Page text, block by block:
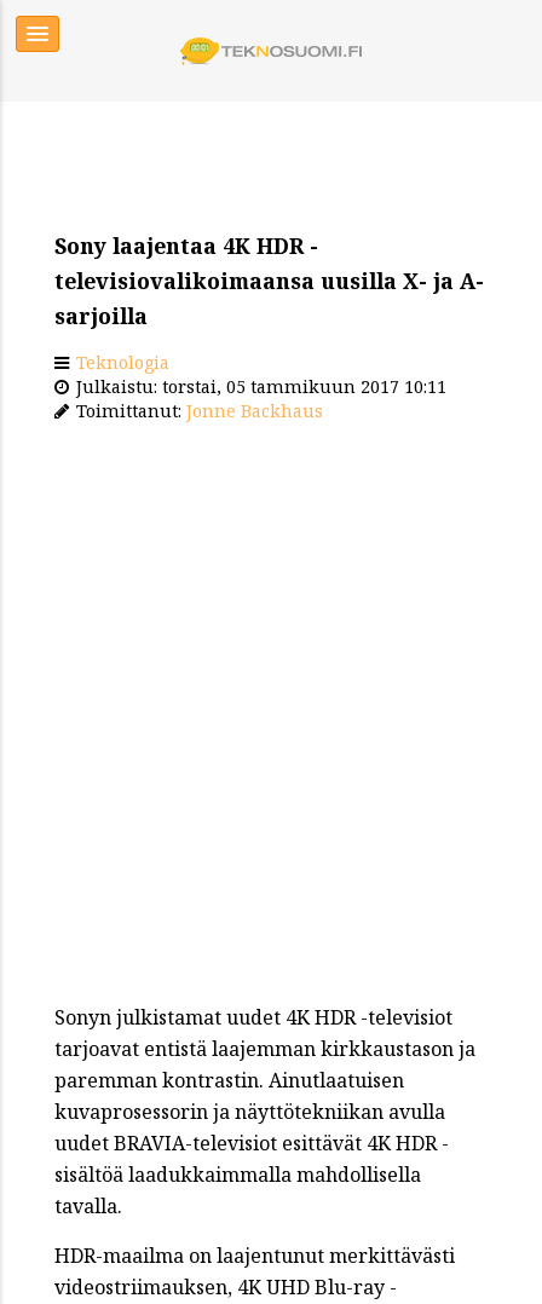
Sony laajentaa 4K HDR -
televisiovalikoimaansa uusilla X- ja A-
sarjoilla
Teknologia
Julkaistu: torstai, 05 tammikuun 2017 10:11
Toimittanut: Jonne Backhaus
Sonyn julkistamat uudet 4K HDR -televisiot
tarjoavat entistä laajemman kirkkaustason ja
paremman kontrastin. Ainutlaatuisen
kuvaprosessorin ja näyttötekniikan avulla
uudet BRAVIA-televisiot esittävät 4K HDR -
sisältöä laadukkaimmalla mahdollisella
tavalla.
HDR-maailma on laajentunut merkittävästi
videostriimauksen, 4K UHD Blu-ray -